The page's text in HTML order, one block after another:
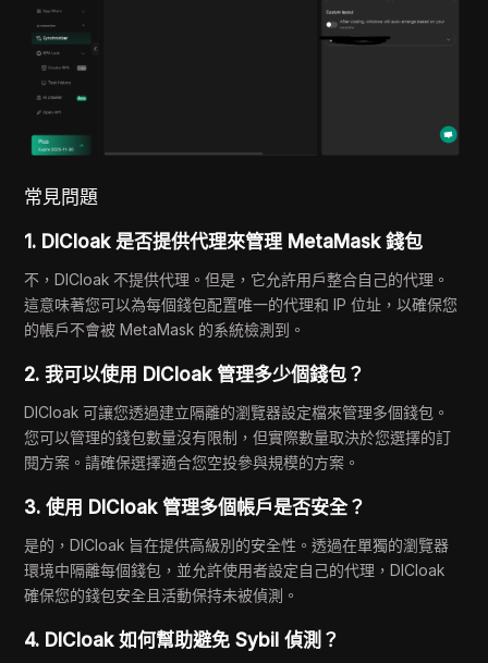
常見問題
1. DICloak 是否提供代理來管理 MetaMask 錢包
不，DICloak 不提供代理。但是，它允許用戶整合自己的代理。
這意味著您可以為每個錢包配置唯一的代理和 IP 位址，以確保您
的帳戶不會被 MetaMask 的系統檢測到。
2. 我可以使用 DICloak 管理多少個錢包？
DICloak 可讓您透過建立隔離的瀏覽器設定檔來管理多個錢包。
您可以管理的錢包數量沒有限制，但實際數量取決於您選擇的訂
閱方案。請確保選擇適合您空投參與規模的方案。
3. 使用 DICloak 管理多個帳戶是否安全？
是的，DICloak 旨在提供高級別的安全性。透過在單獨的瀏覽器
環境中隔離每個錢包，並允許使用者設定自己的代理，DICloak
確保您的錢包安全且活動保持未被偵測。
4. DICloak 如何幫助避免 Sybil 偵測？